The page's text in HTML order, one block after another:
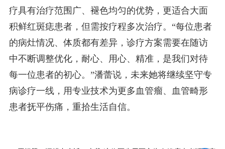
疗具有治疗范围广、褪色均匀的优势，更适合大面
积鲜红斑痣患者，但需按疗程多次治疗。“每位患者
的病灶情况、体质都有差异，诊疗方案需要在随访
中不断调整优化，耐心、用心、精准，是我们对待
每一位患者的初心。”潘蕾说，未来她将继续坚守专
病诊疗一线，用专业技术为更多血管瘤、血管畸形
患者抚平伤痛，重拾生活自信。